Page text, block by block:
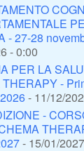
- 27-28
- 0:00
PER LA
-
- 11/12/
-
- 15/01/